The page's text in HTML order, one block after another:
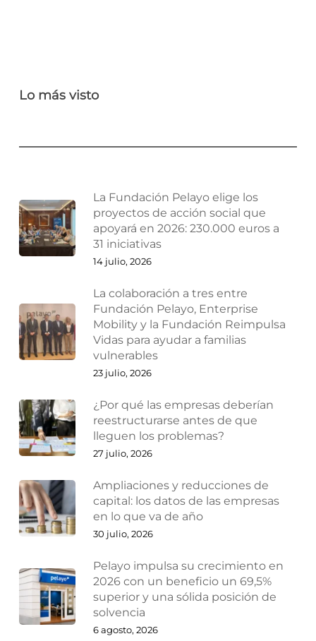
Lo más visto
La Fundación Pelayo elige los
proyectos de acción social que
apoyará en 2026: 230.000 euros a
31 iniciativas
14 julio, 2026
La colaboración a tres entre
Fundación Pelayo, Enterprise
Mobility y la Fundación Reimpulsa
Vidas para ayudar a familias
vulnerables
23 julio, 2026
¿Por qué las empresas deberían
reestructurarse antes de que
lleguen los problemas?
27 julio, 2026
Ampliaciones y reducciones de
capital: los datos de las empresas
en lo que va de año
30 julio, 2026
Pelayo impulsa su crecimiento en
2026 con un beneficio un 69,5%
superior y una sólida posición de
solvencia
6 agosto, 2026